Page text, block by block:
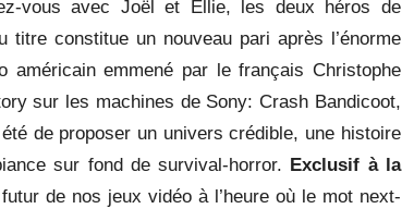
vous avec Joël et Ellie, les deux héros de
titre constitue un nouveau pari après l’énorme
américain emmené par le français Christophe
sur les machines de Sony: Crash Bandicoot,
de proposer un univers crédible, une histoire
sur fond de survival-horror. Exclusif à la
de nos jeux vidéo à l’heure où le mot next-